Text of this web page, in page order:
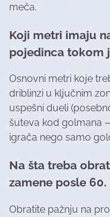
meča.
Koji metri imaju
pojedinca tokom
Osnovni metri koje
driblinzi u ključnim
uspešni dueli
šuteva kod golmana
igrača nego samo
Na šta treba
zamene posle 60.
Obratite pažnju na